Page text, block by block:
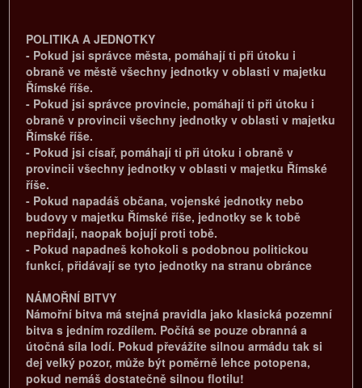
POLITIKA A JEDNOTKY
- Pokud jsi správce města, pomáhají ti při útoku i
obraně ve městě všechny jednotky v oblasti v majetku
Římské říše.
- Pokud jsi správce provincie, pomáhají ti při útoku i
obraně v provincii všechny jednotky v oblasti v majetku
Římské říše.
- Pokud jsi císař, pomáhají ti při útoku i obraně v
provincii všechny jednotky v oblasti v majetku Římské
říše.
- Pokud napadáš občana, vojenské jednotky nebo
budovy v majetku Římské říše, jednotky se k tobě
nepřidají, naopak bojují proti tobě.
- Pokud napadneš kohokoli s podobnou politickou
funkcí, přidávají se tyto jednotky na stranu obránce
NÁMOŘNÍ BITVY
Námořní bitva má stejná pravidla jako klasická pozemní
bitva s jedním rozdílem. Počítá se pouze obranná a
útočná síla lodí. Pokud převážíte silnou armádu tak si
dej velký pozor, může být poměrně lehce potopena,
pokud nemáš dostatečně silnou flotilu!